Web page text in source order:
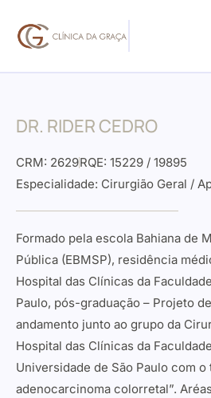
DR. RIDER CEDRO
CRM: 2629RQE: 15229 / 19895
Especialidade: Cirurgião Geral /
Formado pela escola Bahiana de
Pública (EBMSP), residência
Hospital das Clínicas da
Paulo, pós-graduação – Projeto
andamento junto ao grupo da
Hospital das Clínicas da
Universidade de São Paulo com o
adenocarcinoma colorretal”.